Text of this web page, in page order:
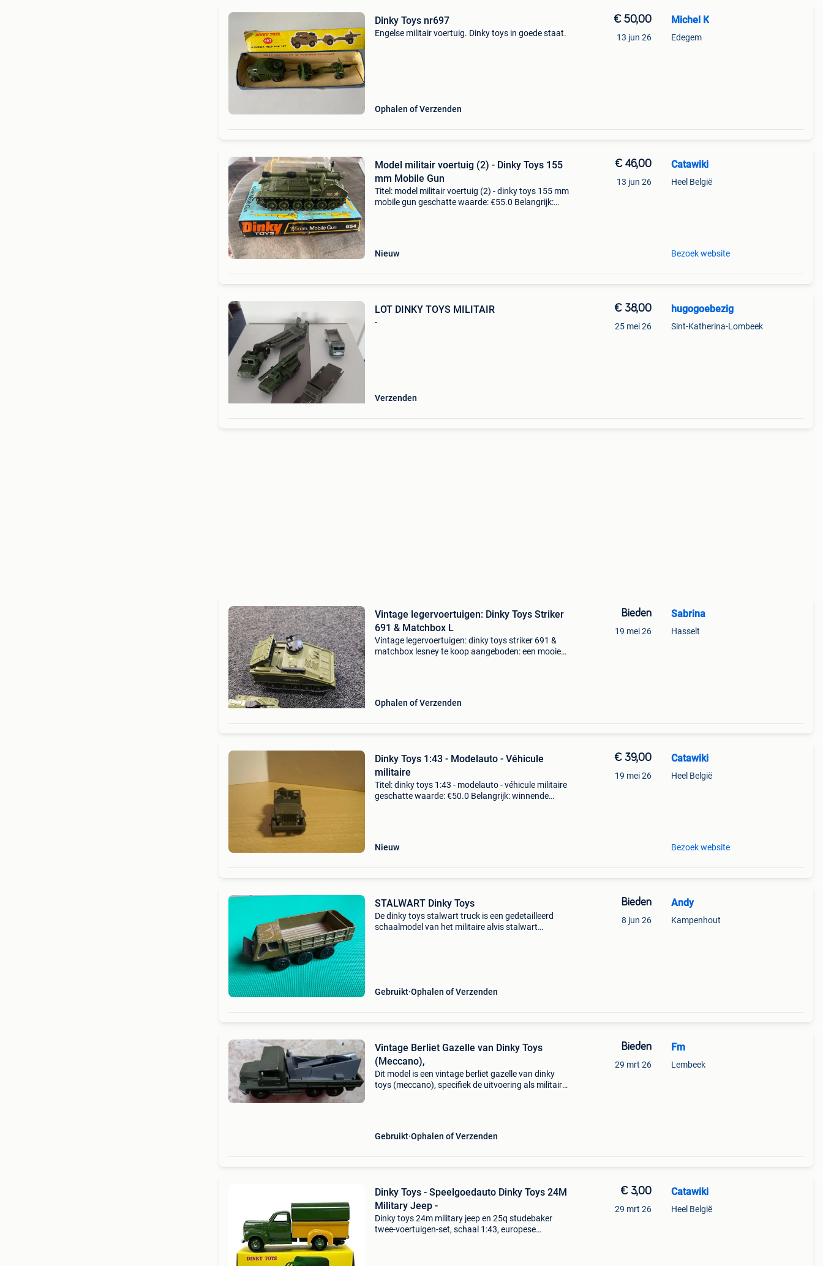
Dinky Toys nr697
Engelse militair voertuig. Dinky toys in goede staat.
Ophalen of Verzenden
€ 50,00
13 jun 26
Michel K
Edegem
Model militair voertuig (2) - Dinky Toys 155
mm Mobile Gun
Titel: model militair voertuig (2) - dinky toys 155 mm
mobile gun geschatte waarde: €55.0 Belangrijk:
Nieuw
€ 46,00
13 jun 26
Catawiki
Heel België
Bezoek website
LOT DINKY TOYS MILITAIR
-
Verzenden
€ 38,00
25 mei 26
hugogoebezig
Sint-Katherina-Lombeek
Vintage legervoertuigen: Dinky Toys Striker
691 & Matchbox L
Vintage legervoertuigen: dinky toys striker 691 &
matchbox lesney te koop aangeboden: een mooie
Ophalen of Verzenden
Bieden
19 mei 26
Sabrina
Hasselt
Dinky Toys 1:43 - Modelauto - Véhicule
militaire
Titel: dinky toys 1:43 - modelauto - véhicule militaire
geschatte waarde: €50.0 Belangrijk: winnende
Nieuw
€ 39,00
19 mei 26
Catawiki
Heel België
Bezoek website
STALWART Dinky Toys
De dinky toys stalwart truck is een gedetailleerd
schaalmodel van het militaire alvis stalwart
Gebruikt Ophalen of Verzenden
Bieden
8 jun 26
Andy
Kampenhout
Vintage Berliet Gazelle van Dinky Toys
(Meccano),
Dit model is een vintage berliet gazelle van dinky
toys (meccano), specifiek de uitvoering als militaire
Gebruikt Ophalen of Verzenden
Bieden
29 mrt 26
Fm
Lembeek
Dinky Toys - Speelgoedauto Dinky Toys 24M
Military Jeep -
Dinky toys 24m military jeep en 25q studebaker
twee-voertuigen-set, schaal 1:43, europese
€ 3,00
29 mrt 26
Catawiki
Heel België